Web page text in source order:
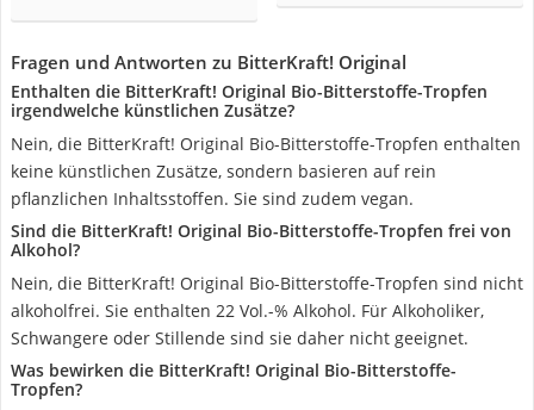
Fragen und Antworten zu BitterKraft! Original
Enthalten die BitterKraft! Original Bio-Bitterstoffe-Tropfen
irgendwelche künstlichen Zusätze?
Nein, die BitterKraft! Original Bio-Bitterstoffe-Tropfen enthalten
keine künstlichen Zusätze, sondern basieren auf rein
pflanzlichen Inhaltsstoffen. Sie sind zudem vegan.
Sind die BitterKraft! Original Bio-Bitterstoffe-Tropfen frei von
Alkohol?
Nein, die BitterKraft! Original Bio-Bitterstoffe-Tropfen sind nicht
alkoholfrei. Sie enthalten 22 Vol.-% Alkohol. Für Alkoholiker,
Schwangere oder Stillende sind sie daher nicht geeignet.
Was bewirken die BitterKraft! Original Bio-Bitterstoffe-
Tropfen?